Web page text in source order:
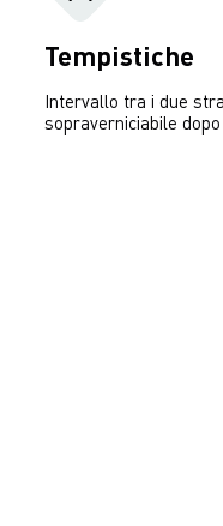
Tempistiche
Intervallo tra i due
sopraverniciabile dopo